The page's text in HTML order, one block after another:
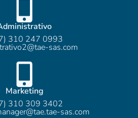
310 247 0993
sas.com​
Marketing
310 309 3402
sas.com​